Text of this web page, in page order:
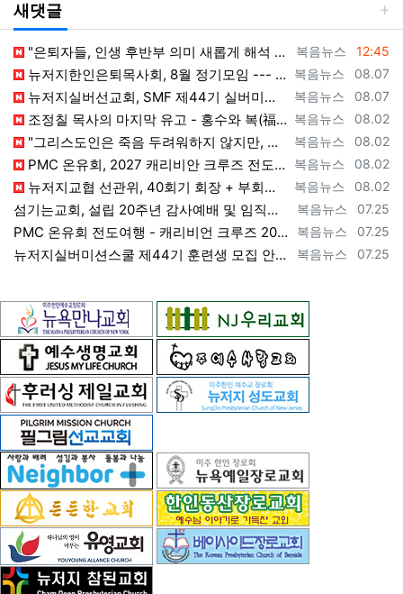
새댓글
등록자
복음뉴스 등록일
12:45
"은퇴자들, 인생 후반부 의미 새롭게 해석 --- 하나님(복음+선교)길에 나서자" [2026년 8월 8일 토요일 자 뉴욕일보 기사] ==> ht…
등록자
복음뉴스 등록일
08.07
뉴저지한인은퇴목사회, 8월 정기모임 --- "요한처럼 예수님만 높이며 살자" [2026년 8월 7일 금요일 자 뉴욕일보 기사] ==> https…
등록자
복음뉴스 등록일
08.07
뉴저지실버선교회, SMF 제44기 실버미션스쿨 수강생 모집 [2026년 8월 7일 금요일 자 뉴욕일보 기사] ==> https://www.bog…
등록자
복음뉴스 등록일
08.02
조정칠 목사의 마지막 유고 - 홍수와 복(福) 자(字) [2026년 8월 1일 토요일 자 뉴욕일보 기사] ==> https://www.bogeu…
등록자
복음뉴스 등록일
08.02
"그리스도인은 죽음 두려워하지 않지만, 살아 있는 동안 다른 사람의 유익 + 믿음의 진보 위해 살아야" [2026년 7월 31일 금요일 자 뉴욕…
등록자
복음뉴스 등록일
08.02
PMC 온유회, 2027 캐리비안 크루즈 전도여행 참가자 모집 [2026년 7월 31일 금요일 자 뉴욕일보 기사] ==> https://www.…
등록자
복음뉴스 등록일
08.02
뉴저지교협 선관위, 40회기 회장 + 부회장 등록 + 추천 절차 공고 --- 8월 28일 등록 마감, 9월 28일 선거 [2026년 7월 29일…
등록자
복음뉴스 등록일
07.25
섬기는교회, 설립 20주년 감사예배 및 임직식 --- "이제 더 힘차게 창공을 날자" [2026년 7월 25일 토요일 자 뉴욕일보 기사] ==>…
등록자
복음뉴스 등록일
07.25
PMC 온유회 전도여행 - 캐리비언 크루즈 2027 안내 ==> https://www.bogeumnews.com/gnu54/bbs/board.p…
등록자
복음뉴스 등록일
07.25
뉴저지실버미션스쿨 제44기 훈련생 모집 안내 ==> https://www.bogeumnews.com/gnu54/bbs/board.php?bo_t…